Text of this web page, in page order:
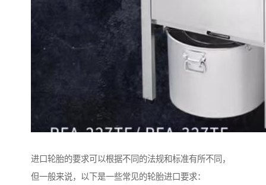
进口轮胎的要求可以根据不同的法规和标准有所不同，
但一般来说，以下是一些常见的轮胎进口要求：